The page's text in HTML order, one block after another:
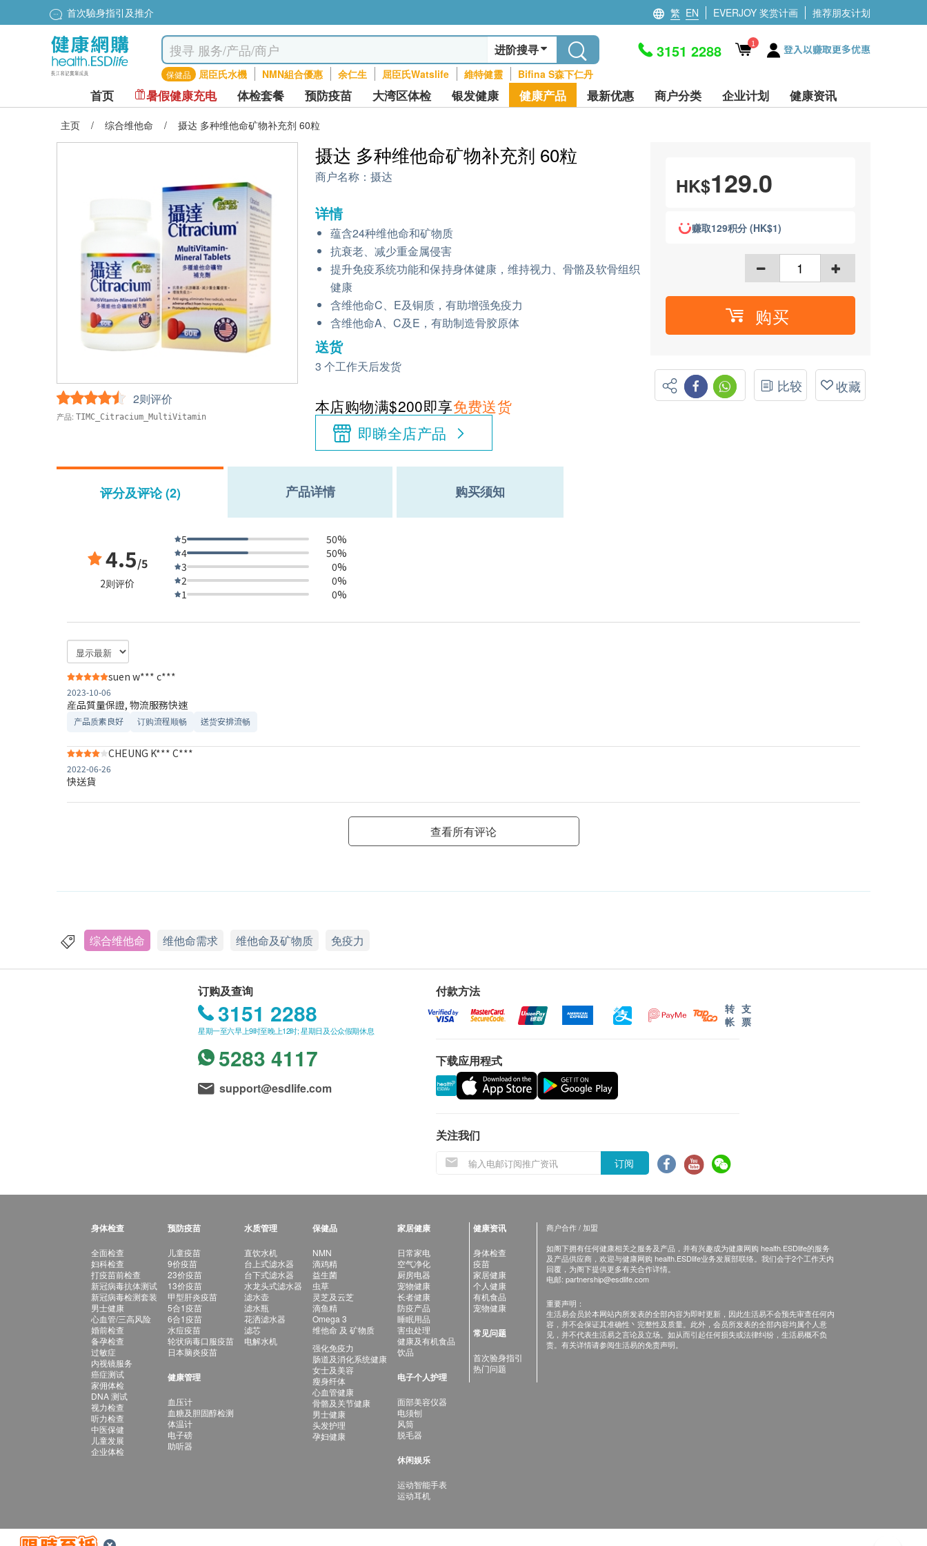
首次驗身指引及推介 繁 EN EVERJOY 奖赏计画 推荐朋友计划
进阶搜寻
保健品 屈臣氏水機 NMN組合優惠 余仁生 屈臣氏Watslife 維特健靈 Bifina S森下仁丹
3151 2288 1 登入以赚取更多优惠
首页 暑假健康充电 体检套餐 预防疫苗 大湾区体检 银发健康 健康产品 最新优惠 商户分类 企业计划 健康资讯
主页 / 综合维他命 / 摄达 多种维他命矿物补充剂 60粒
2则评价
产品: TIMC_Citracium_MultiVitamin
摄达 多种维他命矿物补充剂 60粒
商户名称： 摄达
详情
蕴含24种维他命和矿物质
抗衰老、减少重金属侵害
提升免疫系统功能和保持身体健康，维持视力、骨骼及软骨组织
健康
含维他命C、E及铜质，有助增强免疫力
含维他命A、C及E，有助制造骨胶原体
送货
3 个工作天后发货
本店购物满$200即享免费送货
即睇全店产品
HK$129.0
赚取129积分 (HK$1)
购买
比较 收藏
评分及评论 (2) 产品详情 购买须知
4.5/5
2则评价
5
50%
4
50%
3
0%
2
0%
1
0%
suen w*** c***
2023-10-06
産品質量保證, 物流服務快速
产品质素良好 订购流程顺畅 送货安排流畅
CHEUNG K*** C***
2022-06-26
快送貨
查看所有评论
综合维他命 维他命需求 维他命及矿物质 免疫力
订购及查询
3151 2288
星期一至六早上9时至晚上12时; 星期日及公众假期休息
5283 4117
support@esdlife.com
付款方法
转
帐
支
票
下载应用程式
关注我们
订阅
身体检查
全面检查
妇科检查
打疫苗前检查
新冠病毒抗体测试
新冠病毒检测套装
男士健康
心血管/三高风险
婚前检查
备孕检查
过敏症
内视镜服务
癌症测试
家佣体检
DNA 测试
视力检查
听力检查
中医保健
儿童发展
企业体检
预防疫苗
儿童疫苗
9价疫苗
23价疫苗
13价疫苗
甲型肝炎疫苗
5合1疫苗
6合1疫苗
水痘疫苗
轮状病毒口服疫苗
日本脑炎疫苗
健康管理
血压计
血糖及胆固醇检测
体温计
电子磅
助听器
水质管理
直饮水机
台上式滤水器
台下式滤水器
水龙头式滤水器
滤水壶
滤水瓶
花洒滤水器
滤芯
电解水机
保健品
NMN
滴鸡精
益生菌
虫草
灵芝及云芝
滴鱼精
Omega 3
维他命 及 矿物质
强化免疫力
肠道及消化系统健康
女士及美容
瘦身纤体
心血管健康
骨骼及关节健康
男士健康
头发护理
孕妇健康
家居健康
日常家电
空气净化
厨房电器
宠物健康
长者健康
防疫产品
睡眠用品
害虫处理
健康及有机食品
饮品
电子个人护理
面部美容仪器
电须刨
风筒
脱毛器
休闲娱乐
运动智能手表
运动耳机
健康资讯
身体检查
疫苗
家居健康
个人健康
有机食品
宠物健康
常见问题
首次验身指引
热门问题
商户合作 / 加盟
如阁下拥有任何健康相关之服务及产品，并有兴趣成为健康网购 health.ESDlife的服务
及产品供应商，欢迎与健康网购 health.ESDlife业务发展部联络。我们会于2个工作天内
回覆，为阁下提供更多有关合作详情。
电邮: partnership@esdlife.com
重要声明：
生活易会员於本网站内所发表的全部内容为即时更新，因此生活易不会预先审查任何内
容，并不会保证其准确性丶完整性及质量。此外，会员所发表的全部内容均属个人意
见，并不代表生活易之言论及立场。如从而引起任何损失或法律纠纷，生活易概不负
责。有关详情请参阅生活易的免责声明。